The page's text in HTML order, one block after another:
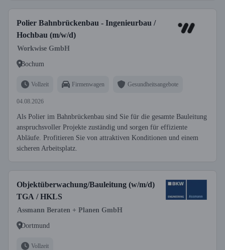
Polier Bahnbrückenbau - Ingenieurbau /
Hochbau (m/w/d)
Workwise GmbH
Bochum
Vollzeit Firmenwagen Gesundheitsangebote
04.08.2026
Als Polier im Bahnbrückenbau sind Sie für die gesamte Bauleitung
anspruchsvoller Projekte zuständig und sorgen für effiziente
Abläufe. Profitieren Sie von attraktiven Konditionen und einem
sicheren Arbeitsplatz.
Objektüberwachung/Bauleitung (w/m/d)
TGA / HKLS
Assmann Beraten + Planen GmbH
Dortmund
Vollzeit